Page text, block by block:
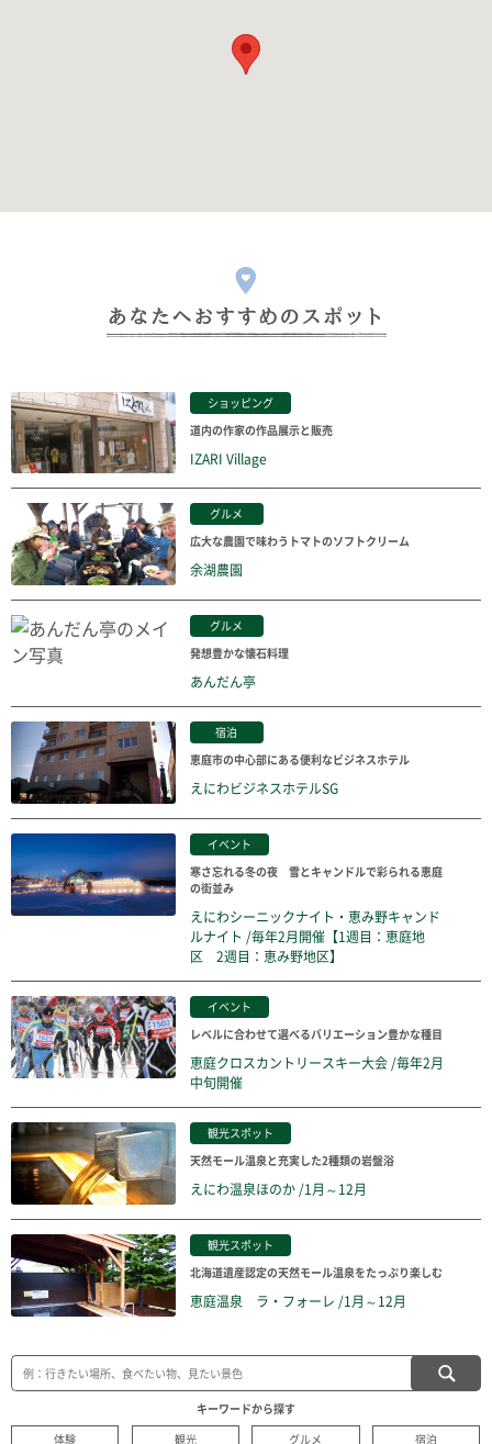
ショッピング
道内の作家の作品展示と販売
IZARI Village
グルメ
広大な農園で味わうトマトのソフトクリーム
余湖農園
グルメ
発想豊かな懐石料理
あんだん亭
宿泊
恵庭市の中心部にある便利なビジネスホテル
えにわビジネスホテルSG
イベント
寒さ忘れる冬の夜 雪とキャンドルで彩られる恵庭
の街並み
えにわシーニックナイト・恵み野キャンド
ルナイト /毎年2月開催【1週目：恵庭地
区 2週目：恵み野地区】
イベント
レベルに合わせて選べるバリエーション豊かな種目
恵庭クロスカントリースキー大会 /毎年2月
中旬開催
観光スポット
天然モール温泉と充実した2種類の岩盤浴
えにわ温泉ほのか /1月～12月
観光スポット
北海道遺産認定の天然モール温泉をたっぷり楽しむ
恵庭温泉 ラ・フォーレ /1月～12月
キーワードから探す
体験
観光 グルメ 宿泊